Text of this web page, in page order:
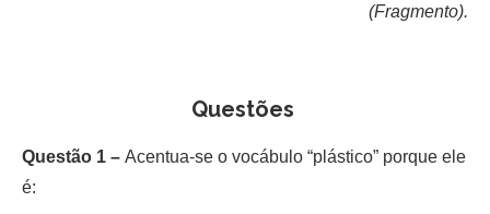
(Fragmento).
Questões
Questão 1 – Acentua-se o vocábulo “plástico” porque ele
é: